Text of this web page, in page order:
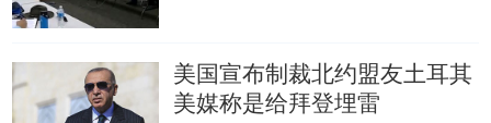
美国宣布制裁北约盟友土耳其
美媒称是给拜登埋雷